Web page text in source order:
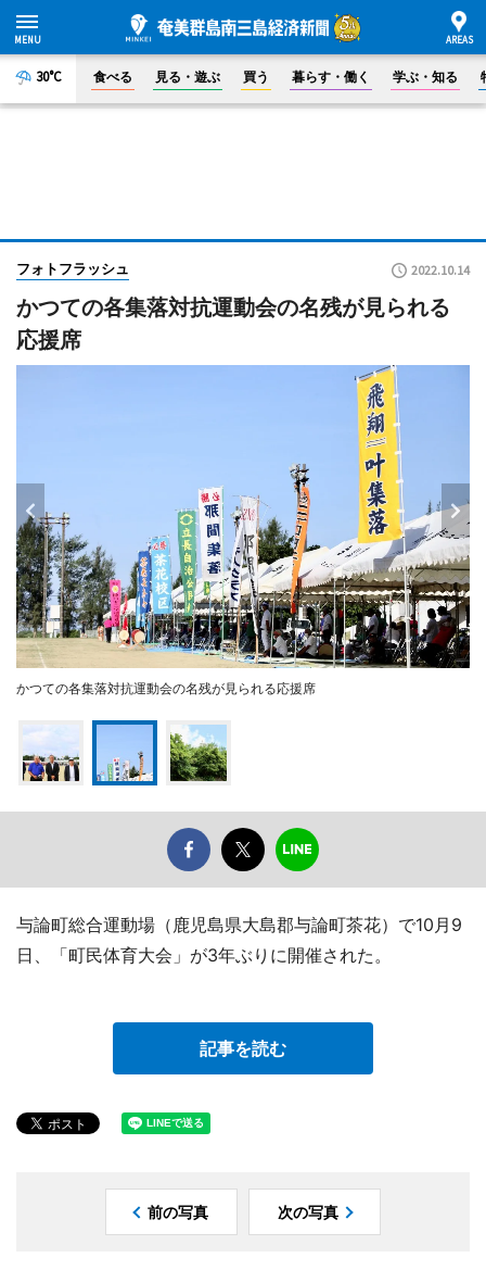
30°C 食べる 見る・遊ぶ 買う 暮らす・働く 学ぶ・知る
フォトフラッシュ 2022.10.14
かつての各集落対抗運動会の名残が見られる
応援席
かつての各集落対抗運動会の名残が見られる応援席
与論町総合運動場（鹿児島県大島郡与論町茶花）で10月9
日、「町民体育大会」が3年ぶりに開催された。
記事を読む
前の写真 次の写真